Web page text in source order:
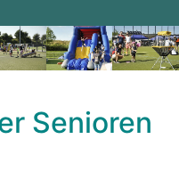
Senioren